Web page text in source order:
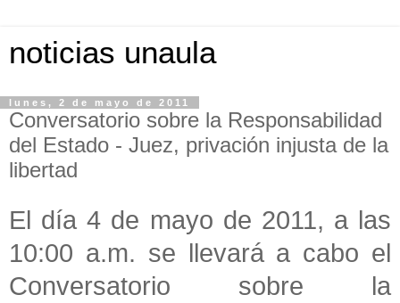
noticias unaula
lunes, 2 de mayo de 2011
Conversatorio sobre la Responsabilidad
del Estado - Juez, privación injusta de la
libertad
El día 4 de mayo de 2011, a las
10:00 a.m. se llevará a cabo el
Conversatorio sobre la